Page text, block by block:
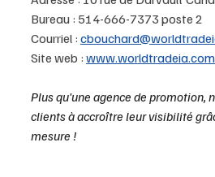
Bureau : 514-666-7373 poste 2
Courriel :
Site web : www.worldtradeia.com
Plus qu'une agence de promotion,
clients à accroître leur visibilité
mesure !